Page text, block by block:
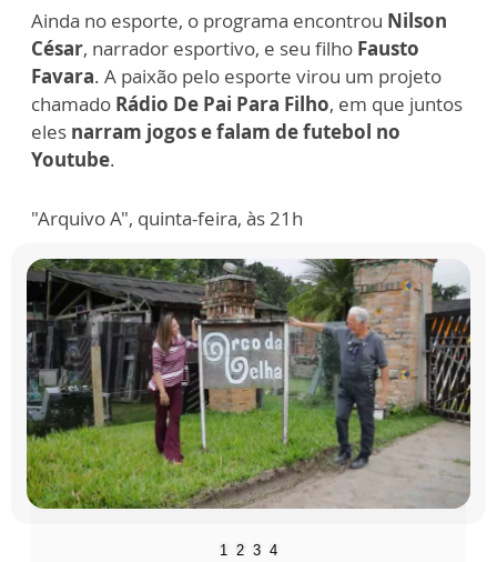
Ainda no esporte, o programa encontrou Nilson
César, narrador esportivo, e seu filho Fausto
Favara. A paixão pelo esporte virou um projeto
chamado Rádio De Pai Para Filho, em que juntos
eles narram jogos e falam de futebol no
Youtube.
"Arquivo A", quinta-feira, às 21h
1 2 3 4